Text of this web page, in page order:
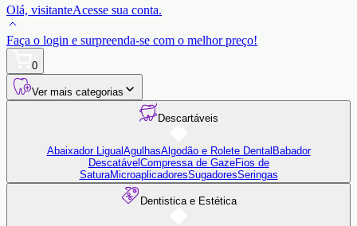
Olá, visitanteAcesse sua conta.
Faça o login e surpreenda-se com o melhor preço!
0
Ver mais categorias
Descartáveis
Abaixador Ligual AgulhasAlgodão e Rolete Dental Babador
Descatável Compressa de GazeFios de
SaturaMicroaplicadoresSugadoresSeringas
Dentistica e Estética